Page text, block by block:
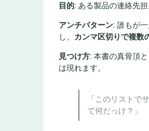
目的: ある製品の連絡先
アンチパターン: 誰もが
し、 カンマ区切りで複数
見つけ方: 本書の真骨頂
は現れます。
「このリストで
て何だっけ？」